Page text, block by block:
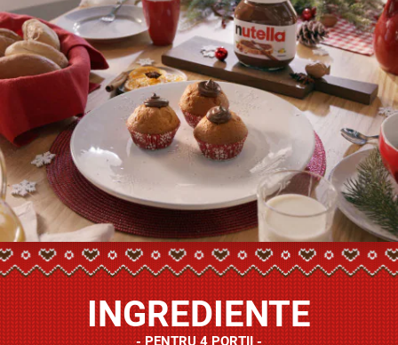
INGREDIENTE
PENTRU 4 PORȚII